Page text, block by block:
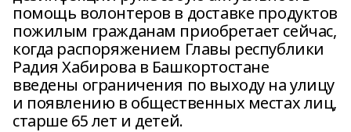
помощь волонтеров в доставке продуктов
пожилым гражданам приобретает сейчас,
когда распоряжением Главы республики
Радия Хабирова в Башкортостане
введены ограничения по выходу на улицу
и появлению в общественных местах лиц,
старше 65 лет и детей.